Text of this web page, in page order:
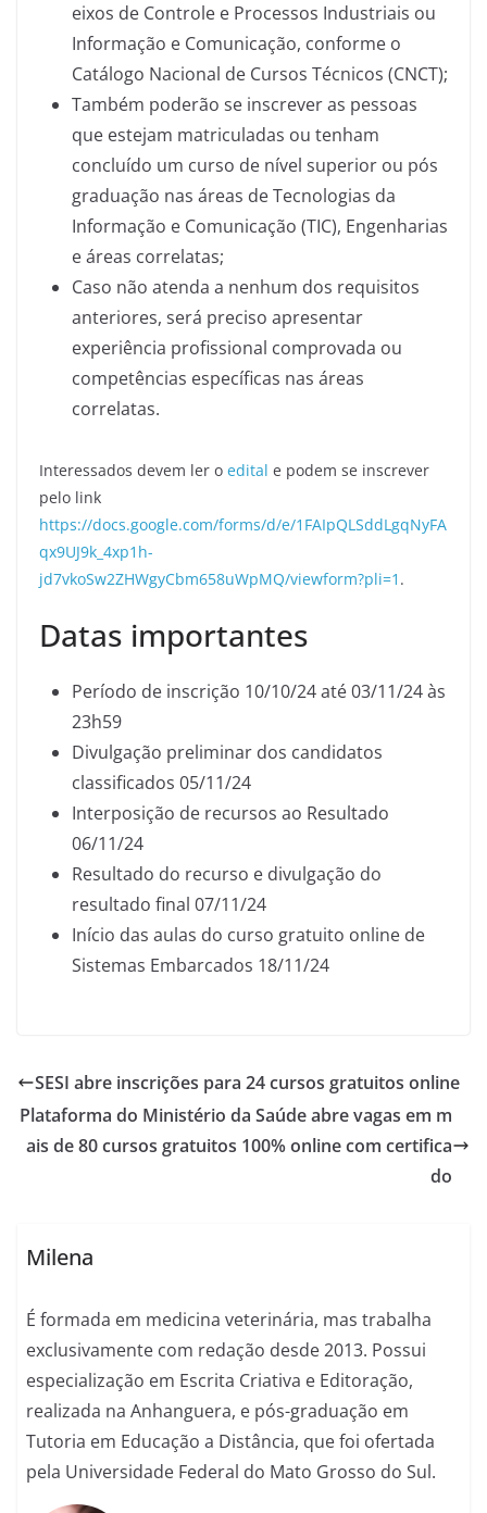
eixos de Controle e Processos Industriais ou
Informação e Comunicação, conforme o
Catálogo Nacional de Cursos Técnicos (CNCT);
Também poderão se inscrever as pessoas
que estejam matriculadas ou tenham
concluído um curso de nível superior ou pós
graduação nas áreas de Tecnologias da
Informação e Comunicação (TIC), Engenharias
e áreas correlatas;
Caso não atenda a nenhum dos requisitos
anteriores, será preciso apresentar
experiência profissional comprovada ou
competências específicas nas áreas
correlatas.
Interessados devem ler o edital e podem se inscrever
pelo link
https://docs.google.com/forms/d/e/1FAIpQLSddLgqNyFA
qx9UJ9k_4xp1h-
jd7vkoSw2ZHWgyCbm658uWpMQ/viewform?pli=1 .
Datas importantes
Período de inscrição 10/10/24 até 03/11/24 às
23h59
Divulgação preliminar dos candidatos
classificados 05/11/24
Interposição de recursos ao Resultado
06/11/24
Resultado do recurso e divulgação do
resultado final 07/11/24
Início das aulas do curso gratuito online de
Sistemas Embarcados 18/11/24
SESI abre inscrições para 24 cursos gratuitos online
Plataforma do Ministério da Saúde abre vagas em m
ais de 80 cursos gratuitos 100% online com certifica
do
Milena
É formada em medicina veterinária, mas trabalha
exclusivamente com redação desde 2013. Possui
especialização em Escrita Criativa e Editoração,
realizada na Anhanguera, e pós-graduação em
Tutoria em Educação a Distância, que foi ofertada
pela Universidade Federal do Mato Grosso do Sul.